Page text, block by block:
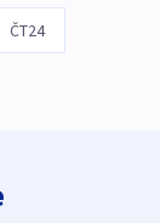
ČT24